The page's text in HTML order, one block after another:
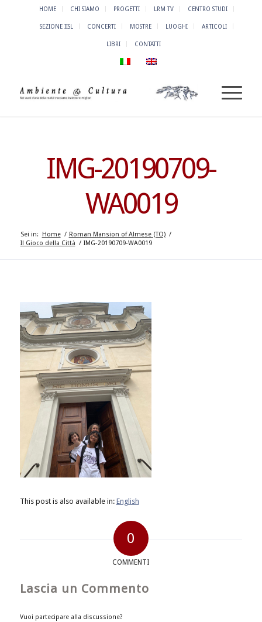
HOME CHI SIAMO PROGETTI LRM TV CENTRO STUDI
SEZIONE IISL CONCERTI MOSTRE LUOGHI ARTICOLI
LIBRI CONTATTI
IMG-20190709-
WA0019
Sei in: Home / Roman Mansion of Almese (TO) /
Il Gioco della Città / IMG-20190709-WA0019
This post is also available in: English
0
COMMENTI
Lascia un Commento
Vuoi partecipare alla discussione?